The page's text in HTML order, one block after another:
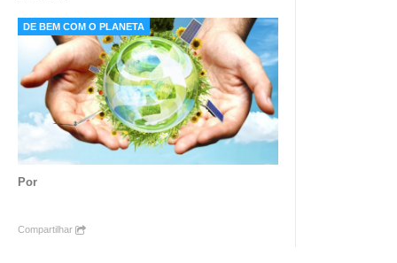
DE BEM COM O PLANETA
Por
Compartilhar